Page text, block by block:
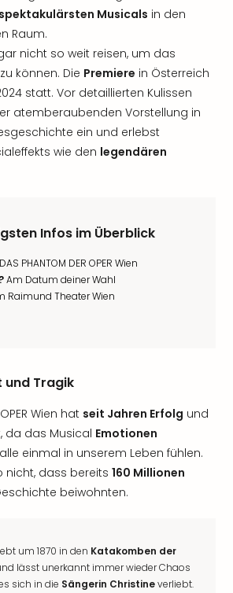
spektakulärsten Musicals in den
Raum.
nicht so weit reisen, um das
können. Die Premiere in Österreich
statt. Vor detaillierten Kulissen
atemberaubenden Vorstellung in
ein und erlebst
wie den legendären
Infos im Überblick
DAS PHANTOM DER OPER Wien
Am Datum deiner Wahl
Raimund Theater Wien
und Tragik
Wien hat seit Jahren Erfolg und
da das Musical Emotionen
einmal in unserem Leben fühlen.
nicht, dass bereits 160 Millionen
beiwohnten.
um 1870 in den Katakomben der
lässt unerkannt immer wieder Chaos
sich in die Sängerin Christineverliebt.